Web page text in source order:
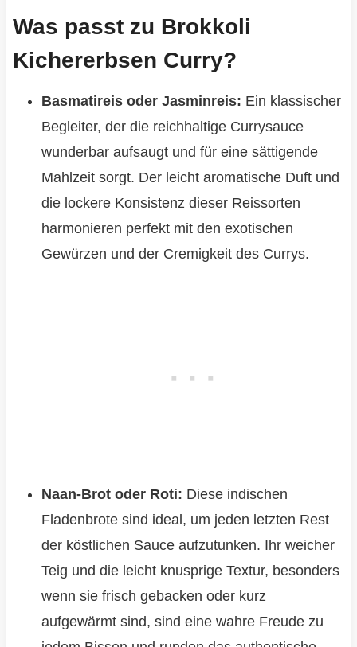
Was passt zu Brokkoli
Kichererbsen Curry?
Basmatireis oder Jasminreis: Ein klassischer
Begleiter, der die reichhaltige Currysauce
wunderbar aufsaugt und für eine sättigende
Mahlzeit sorgt. Der leicht aromatische Duft und
die lockere Konsistenz dieser Reissorten
harmonieren perfekt mit den exotischen
Gewürzen und der Cremigkeit des Currys.
Naan-Brot oder Roti: Diese indischen
Fladenbrote sind ideal, um jeden letzten Rest
der köstlichen Sauce aufzutunken. Ihr weicher
Teig und die leicht knusprige Textur, besonders
wenn sie frisch gebacken oder kurz
aufgewärmt sind, sind eine wahre Freude zu